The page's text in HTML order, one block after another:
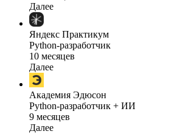
Далее
Яндекс Практикум
Python-разработчик
10 месяцев
Далее
Академия Эдюсон
Python-разработчик + ИИ
9 месяцев
Далее